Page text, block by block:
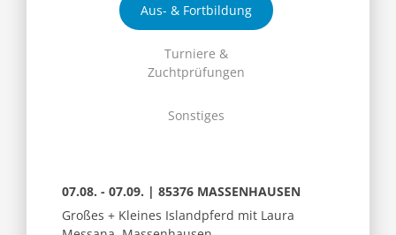
Aus- & Fortbildung
Turniere &
Zuchtprüfungen
Sonstiges
07.08. - 07.09. | 85376 MASSENHAUSEN
Großes + Kleines Islandpferd mit Laura